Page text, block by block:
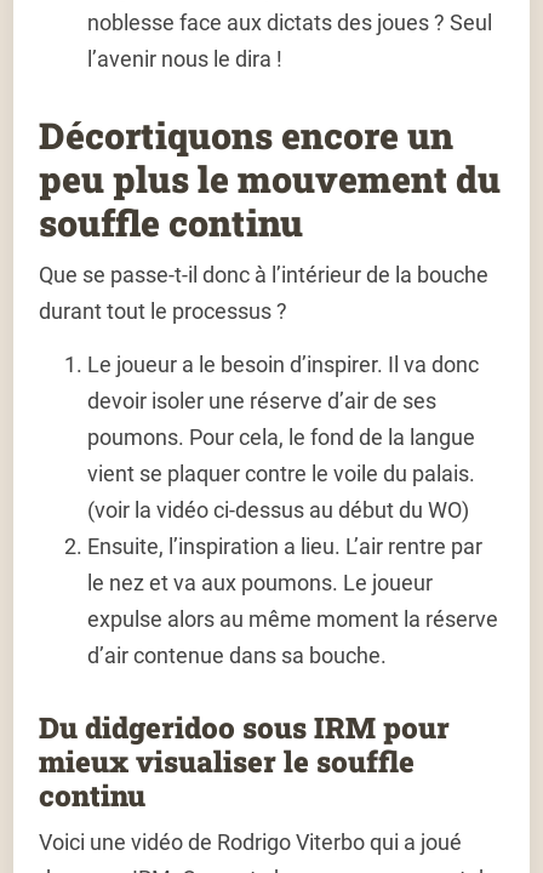
noblesse face aux dictats des joues ? Seul
l’avenir nous le dira !
Décortiquons encore un
peu plus le mouvement du
souffle continu
Que se passe-t-il donc à l’intérieur de la bouche
durant tout le processus ?
Le joueur a le besoin d’inspirer. Il va donc
devoir isoler une réserve d’air de ses
poumons. Pour cela, le fond de la langue
vient se plaquer contre le voile du palais.
(voir la vidéo ci-dessus au début du WO)
Ensuite, l’inspiration a lieu. L’air rentre par
le nez et va aux poumons. Le joueur
expulse alors au même moment la réserve
d’air contenue dans sa bouche.
Du didgeridoo sous IRM pour
mieux visualiser le souffle
continu
Voici une vidéo de Rodrigo Viterbo qui a joué